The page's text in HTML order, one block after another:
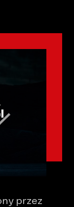
przez